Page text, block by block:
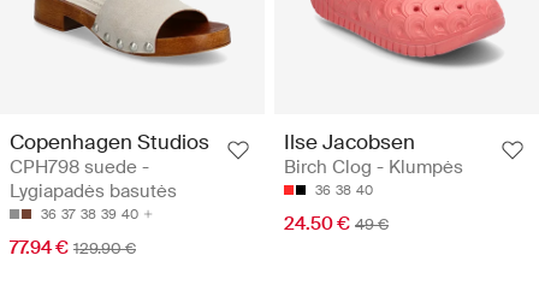
Copenhagen Studios
CPH798 suede -
Lygiapadės basutės
36 37 38 39 40
77.94 € 129.90 €
Ilse Jacobsen
Birch Clog - Klumpės
36 38 40
24.50 € 49 €